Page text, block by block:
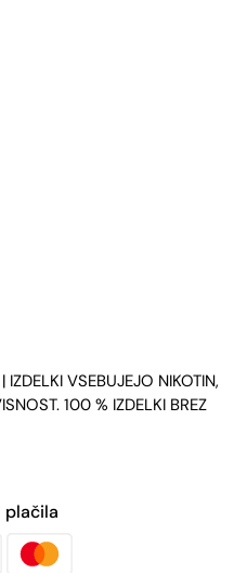
VSEBUJEJO NIKOTIN,
100 % IZDELKI BREZ
plačila